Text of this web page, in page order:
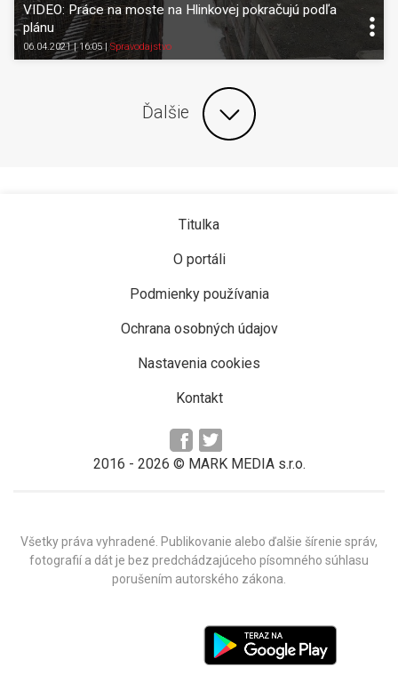
VIDEO: Práce na moste na Hlinkovej pokračujú podľa
plánu
06.04.2021 | 16:05|Spravodajstvo
Ďalšie
Titulka
O portáli
Podmienky používania
Ochrana osobných údajov
Nastavenia cookies
Kontakt
2016 - 2026 © MARK MEDIA s.r.o.
Všetky práva vyhradené. Publikovanie alebo ďalšie šírenie správ,
fotografií a dát je bez predchádzajúceho písomného súhlasu
porušením autorského zákona.